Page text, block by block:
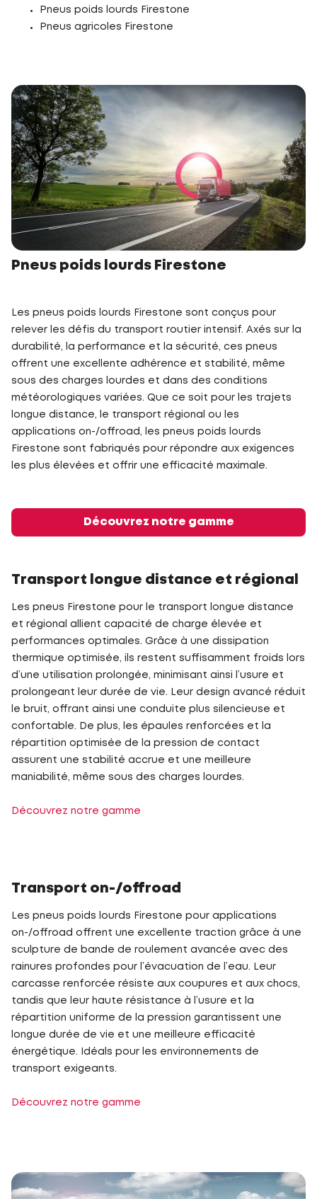
Pneus poids lourds Firestone
Pneus agricoles Firestone
Pneus poids lourds Firestone
Les pneus poids lourds Firestone sont conçus pour
relever les défis du transport routier intensif. Axés sur la
durabilité, la performance et la sécurité, ces pneus
offrent une excellente adhérence et stabilité, même
sous des charges lourdes et dans des conditions
météorologiques variées. Que ce soit pour les trajets
longue distance, le transport régional ou les
applications on-/offroad, les pneus poids lourds
Firestone sont fabriqués pour répondre aux exigences
les plus élevées et offrir une efficacité maximale.
Découvrez notre gamme
Transport longue distance et régional
Les pneus Firestone pour le transport longue distance
et régional allient capacité de charge élevée et
performances optimales. Grâce à une dissipation
thermique optimisée, ils restent suffisamment froids lors
d’une utilisation prolongée, minimisant ainsi l’usure et
prolongeant leur durée de vie. Leur design avancé réduit
le bruit, offrant ainsi une conduite plus silencieuse et
confortable. De plus, les épaules renforcées et la
répartition optimisée de la pression de contact
assurent une stabilité accrue et une meilleure
maniabilité, même sous des charges lourdes.
Découvrez notre gamme
Transport on-/offroad
Les pneus poids lourds Firestone pour applications
on-/offroad offrent une excellente traction grâce à une
sculpture de bande de roulement avancée avec des
rainures profondes pour l’évacuation de l’eau. Leur
carcasse renforcée résiste aux coupures et aux chocs,
tandis que leur haute résistance à l’usure et la
répartition uniforme de la pression garantissent une
longue durée de vie et une meilleure efficacité
énergétique. Idéals pour les environnements de
transport exigeants.
Découvrez notre gamme